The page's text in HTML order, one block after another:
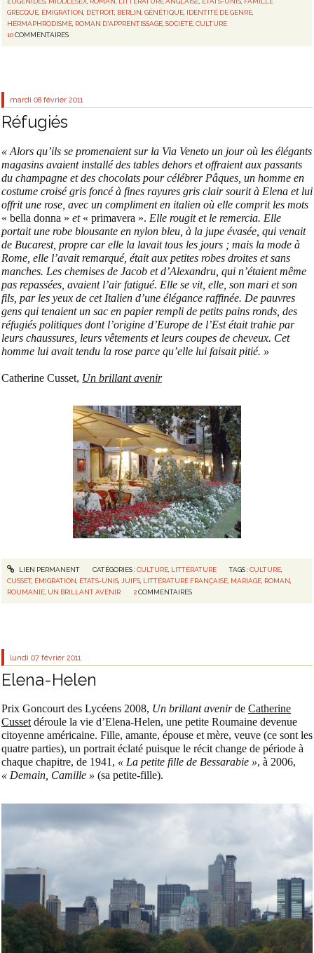
GRECQUE ÉMIGRATION DETROIT, BERLIN ,GÉNÉTIQUE IDENTITÉ DE GENRE
HERMAPHRODISME ROMAN D'APPRENTISSAGE ,SOCIÉTÉ ,CULTURE
10COMMENTAIRES
mardi 08 février 2011
Réfugiés
« Alors qu’ils se promenaient sur la Via Veneto un jour où les élégants
magasins avaient installé des tables dehors et offraient aux passants
du champagne et des chocolats pour célébrer Pâques, un homme en
costume croisé gris foncé à fines rayures gris clair sourit à Elena et lui
offrit une rose, avec un compliment en italien où elle comprit les mots
« bella donna » et« primavera ». Elle rougit et le remercia. Elle
portait une robe blousante en nylon bleu, à la jupe évasée, qui venait
de Bucarest, propre car elle la lavait tous les jours ; mais la mode à
Rome, elle l’avait remarqué, était aux petites robes droites et sans
manches. Les chemises de Jacob et d’Alexandru, qui n’étaient même
pas repassées, avaient l’air fatigué. Elle se vit, elle, son mari et son
fils, par les yeux de cet Italien d’une élégance raffinée. De pauvres
gens qui tenaient un sac en papier rempli de petits pains ronds, des
réfugiés politiques dont l’origine d’Europe de l’Est était trahie par
leurs chaussures, leurs vêtements et leurs coupes de cheveux. Cet
homme lui avait tendu la rose parce qu’elle lui faisait pitié. »
Catherine Cusset, Un brillant avenir
LIEN PERMANENT CATÉGORIES :CULTURE, LITTÉRATURE TAGS :CULTURE,
CUSSET, ÉMIGRATION, ÉTATS-UNIS,JUIFS, LITTÉRATURE FRANÇAISE, MARIAGE, ROMAN,
ROUMANIE, UN BRILLANT AVENIR 2 COMMENTAIRES
lundi 07 février 2011
Elena-Helen
Prix Goncourt des Lycéens 2008, Un brillant avenirde Catherine
Cussetdéroule la vie d’Elena-Helen, une petite Roumaine devenue
citoyenne américaine. Fille, amante, épouse et mère, veuve (ce sont les
quatre parties), un portrait éclaté puisque le récit change de période à
chaque chapitre, de 1941, « La petite fille de Bessarabie », à 2006,
« Demain, Camille » (sa petite-fille).